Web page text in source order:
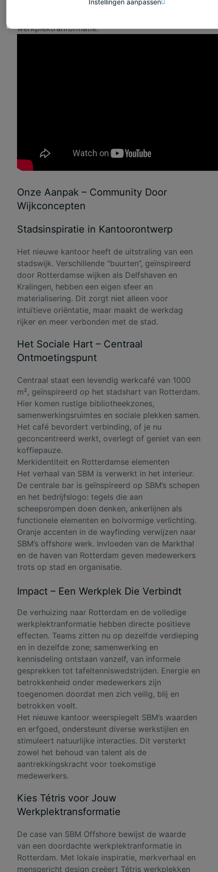
inzichten vormden de basis van elke
werkplektranformatie.
Onze Aanpak – Community Door
Wijkconcepten
Stadsinspiratie in Kantoorontwerp
Het nieuwe kantoor heeft de uitstraling van een
stadswijk. Verschillende “buurten”, geïnspireerd
door Rotterdamse wijken als Delfshaven en
Kralingen, hebben een eigen sfeer en
materialisering. Dit zorgt niet alleen voor
intuïtieve oriëntatie, maar maakt de werkdag
rijker en meer verbonden met de stad.
Het Sociale Hart – Centraal
Ontmoetingspunt
Centraal staat een levendig werkcafé van 1000
m², geïnspireerd op het stadshart van Rotterdam.
Hier komen rustige bibliotheekzones,
samenwerkingsruimtes en sociale plekken samen.
Het café bevordert verbinding, of je nu
geconcentreerd werkt, overlegt of geniet van een
koffiepauze.
Merkidentiteit en Rotterdamse elementen
Het verhaal van SBM is verwerkt in het interieur.
De centrale bar is geïnspireerd op SBM’s schepen
en het bedrijfslogo: tegels die aan
scheepsrompen doen denken, ankerlijnen als
functionele elementen en bolvormige verlichting.
Oranje accenten in de wayfinding verwijzen naar
SBM’s offshore werk. Invloeden van de Markthal
en de haven van Rotterdam geven medewerkers
trots op stad en organisatie.
Impact – Een Werkplek Die Verbindt
De verhuizing naar Rotterdam en de volledige
werkplektranformatie hebben directe positieve
effecten. Teams zitten nu op dezelfde verdieping
en in dezelfde zone; samenwerking en
kennisdeling ontstaan vanzelf, van informele
gesprekken tot tafeltenniswedstrijden. Energie en
betrokkenheid onder medewerkers zijn
toegenomen doordat men zich veilig, blij en
betrokken voelt.
Het nieuwe kantoor weerspiegelt SBM’s waarden
en erfgoed, ondersteunt diverse werkstijlen en
stimuleert natuurlijke interacties. Dit versterkt
zowel het behoud van talent als de
aantrekkingskracht voor toekomstige
medewerkers.
Kies Tétris voor Jouw
Werkplektransformatie
De case van SBM Offshore bewijst de waarde
van een doordachte werkplektranformatie in
Rotterdam. Met lokale inspiratie, merkverhaal en
mensgericht design creëert Tétris werkplekken